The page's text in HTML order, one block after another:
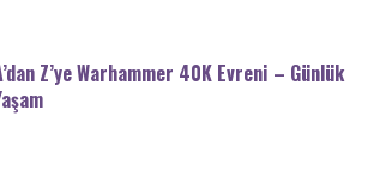
Z’ye Warhammer 40K Evreni – Günlük